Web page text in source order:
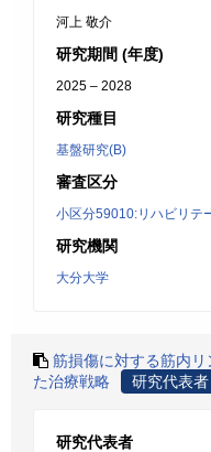
河上 敬介
研究期間 (年度)
2025 – 2028
研究種目
基盤研究(B)
審査区分
小区分59010:リハビリテ
研究機関
大分大学
筋損傷に対する筋内
た治療戦略
研究代表者
研究代表者